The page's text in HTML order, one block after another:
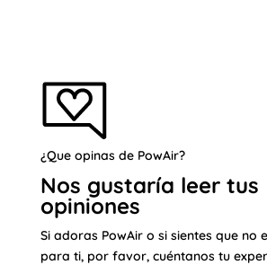
¿Que opinas de PowAir?
Nos gustaría leer tus
opiniones
Si adoras PowAir o si sientes que no
para ti, por favor, cuéntanos tu